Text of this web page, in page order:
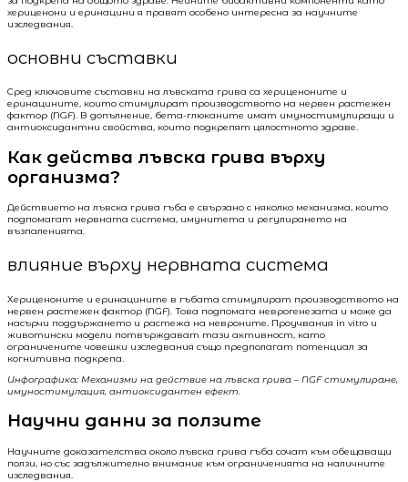
хериценони и еринацини я правят особено интересна за научните
изследвания.
основни съставки
Сред ключовите съставки на лъвската грива са хериценоните и
еринацините, които стимулират производството на нервен растежен
фактор (NGF). В допълнение, бета-глюканите имат имуностимулиращи и
антиоксидантни свойства, които подкрепят цялостното здраве.
Как действа лъвска грива върху
организма?
Действието на лъвска грива гъба е свързано с няколко механизма, които
подпомагат нервната система, имунитета и регулирането на
възпаленията.
влияние върху нервната система
Хериценоните и еринацините в гъбата стимулират производството на
нервен растежен фактор (NGF). Това подпомага неврогенезата и може да
насърчи поддържането и растежа на невроните. Проучвания in vitro и
животински модели потвърждават тази активност, като
ограничените човешки изследвания също предполагат потенциал за
когнитивна подкрепа.
Инфографика: Механизми на действие на лъвска грива – NGF стимулиране,
имуностимулация, антиоксидантен ефект.
Научни данни за ползите
Научните доказателства около лъвска грива гъба сочат към обещаващи
ползи, но със задължително внимание към ограниченията на наличните
изследвания.